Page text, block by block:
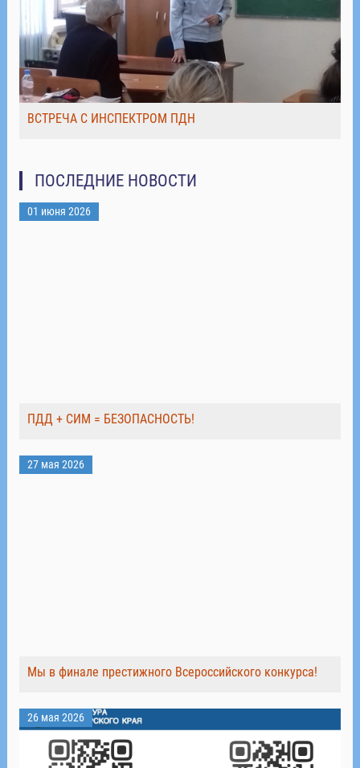
ВСТРЕЧА С ИНСПЕКТРОМ ПДН
ПОСЛЕДНИЕ НОВОСТИ
01 июня 2026
ПДД + СИМ = БЕЗОПАСНОСТЬ!
27 мая 2026
Мы в финале престижного Всероссийского конкурса!
26 мая 2026